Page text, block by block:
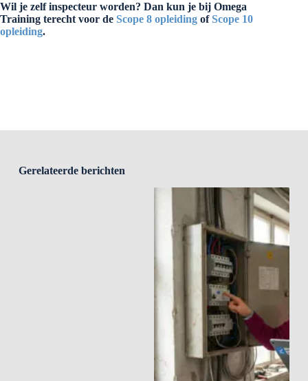
Wil je zelf inspecteur worden? Dan kun je bij Omega
Training terecht voor de Scope 8 opleiding ofScope 10
opleiding.
Gerelateerde berichten